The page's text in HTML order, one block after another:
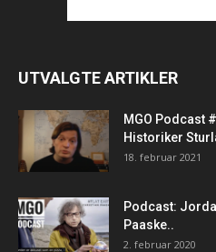
UTVALGTE ARTIKLER
MGO Podcast
Historiker
18. februar 2021
Podcast:
Paaske..
2. februar 2020